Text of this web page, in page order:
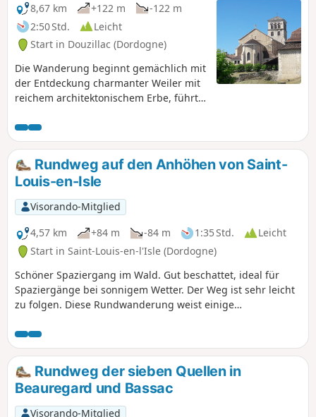
8,67 km
+122 m
-122 m
2:50 Std.
Leicht
Start in Douzillac (Dordogne)
Die Wanderung beginnt gemächlich mit
der Entdeckung charmanter Weiler mit
reichem architektonischem Erbe, führt
schließlich über die Gassen des Dorfes
Douzillac zum Ausgangspunkt zurück.
Rundweg auf den Anhöhen von Saint-
Louis-en-Isle
Visorando-Mitglied
4,57 km
+84 m -84 m 1:35 Std.
Leicht
Start in Saint-Louis-en-l'Isle (Dordogne)
Schöner Spaziergang im Wald. Gut beschattet, ideal für
Spaziergänge bei sonnigem Wetter. Der Weg ist sehr leicht
zu folgen. Diese Rundwanderung weist einige
Sonntagsausflug mit der Familie nicht allzu steil sind. Wir
haben die Strecke mit einer Gruppe von Erwachsenen in 1
Stunde und 15 Minuten in gemächlichem Spaziertempo
zurückgelegt.
Rundweg der sieben Quellen in
Beauregard und Bassac
Visorando-Mitglied